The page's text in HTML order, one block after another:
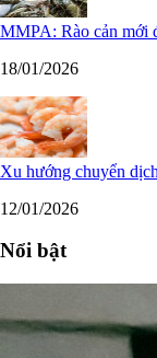
MMPA: Rào cản mới
18/01/2026
Xu hướng chuyển
12/01/2026
Nổi bật